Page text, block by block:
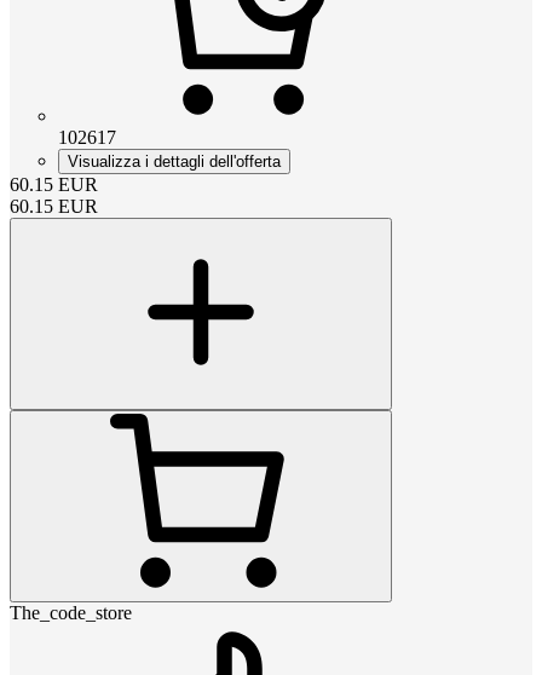
102617
Visualizza i dettagli dell'offerta
60.15 EUR
60.15 EUR
The_code_store